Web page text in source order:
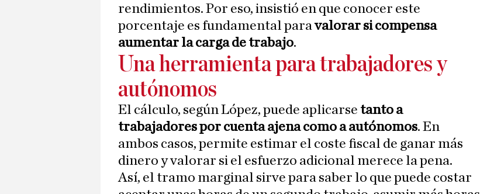
rendimientos. Por eso, insistió en que conocer este
porcentaje es fundamental paravalorar si compensa
aumentar la carga de trabajo.
Una herramienta para trabajadores y
autónomos
El cálculo, según López, puede aplicarse tanto a
trabajadores por cuenta ajena como a autónomos. En
ambos casos, permite estimar el coste fiscal de ganar más
dinero y valorar si el esfuerzo adicional merece la pena.
Así, el tramo marginal sirve para saber lo que puede costar